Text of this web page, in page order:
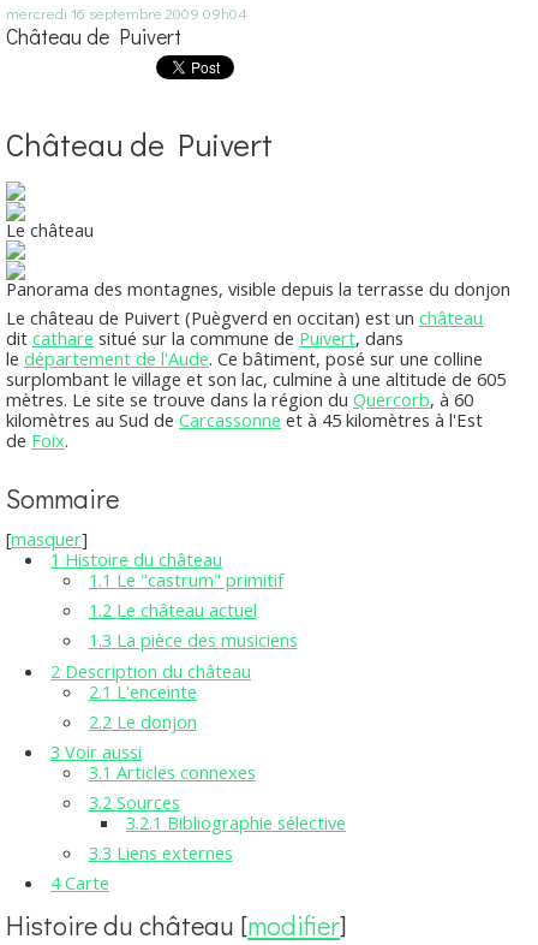
mercredi 16 septembre 2009 09h04
Château de Puivert
Château de Puivert
Le château
Panorama des montagnes, visible depuis la terrasse du donjon
Le château de Puivert (Puègverd en occitan) est un château
dit cathare situé sur la commune de Puivert, dans
le département de l'Aude. Ce bâtiment, posé sur une colline
surplombant le village et son lac, culmine à une altitude de 605
mètres. Le site se trouve dans la région du Quercorb, à 60
kilomètres au Sud de Carcassonne et à 45 kilomètres à l'Est
de Foix.
Sommaire
[masquer]
1 Histoire du château
1.1 Le "castrum" primitif
1.2 Le château actuel
1.3 La pièce des musiciens
2 Description du château
2.1 L'enceinte
2.2 Le donjon
3 Voir aussi
3.1 Articles connexes
3.2 Sources
3.2.1 Bibliographie sélective
3.3 Liens externes
4 Carte
Histoire du château [modifier]